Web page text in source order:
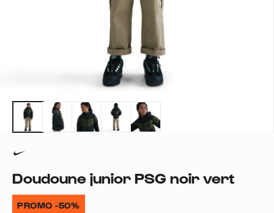
Doudoune junior PSG noir vert
PROMO -50%